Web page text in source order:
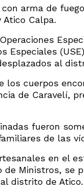
arma de
Calpa.
Especiales
al
los cuerpos
de Caravelí,
fueron
de las
en el
de Ministros, se
distrito de Atico.